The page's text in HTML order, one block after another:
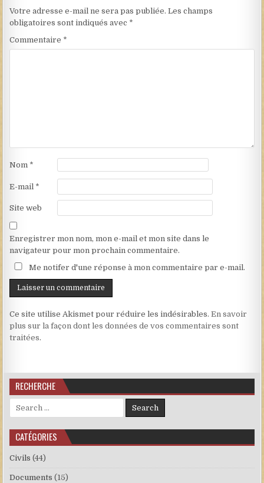
Votre adresse e-mail ne sera pas publiée. Les champs
obligatoires sont indiqués avec *
Commentaire *
Nom *
E-mail *
Site web
Enregistrer mon nom, mon e-mail et mon site dans le
navigateur pour mon prochain commentaire.
Me notifer d'une réponse à mon commentaire par e-mail.
Ce site utilise Akismet pour réduire les indésirables.En savoir
plus sur la façon dont les données de vos commentaires sont
traitées.
RECHERCHE
Search for:
CATÉGORIES
Civils (44)
Documents (15)